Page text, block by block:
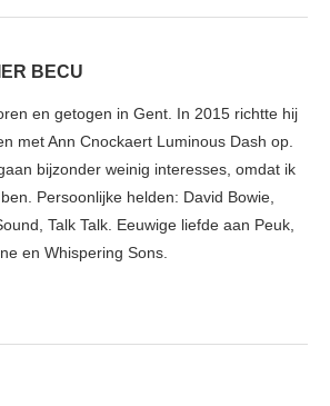
BECU
en getogen in Gent. In 2015 richtte hij
met Ann Cnockaert Luminous Dash op.
bijzonder weinig interesses, omdat ik
Persoonlijke helden: David Bowie,
Talk Talk. Eeuwige liefde aan Peuk,
en Whispering Sons.